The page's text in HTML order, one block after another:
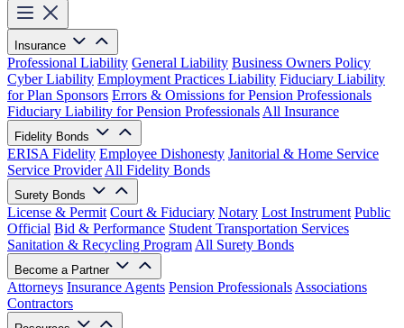
Insurance
Professional Liability General Liability Business Owners Policy
Cyber Liability Employment Practices Liability Fiduciary Liability
for Plan Sponsors Errors & Omissions for Pension Professionals
Fiduciary Liability for Pension Professionals All Insurance
Fidelity Bonds
ERISA Fidelity Employee Dishonesty Janitorial & Home Service
Service Provider All Fidelity Bonds
Surety Bonds
License & Permit Court & Fiduciary Notary Lost Instrument Public
Official Bid & Performance Student Transportation Services
Sanitation & Recycling Program All Surety Bonds
Become a Partner
Attorneys Insurance Agents Pension Professionals Associations
Contractors